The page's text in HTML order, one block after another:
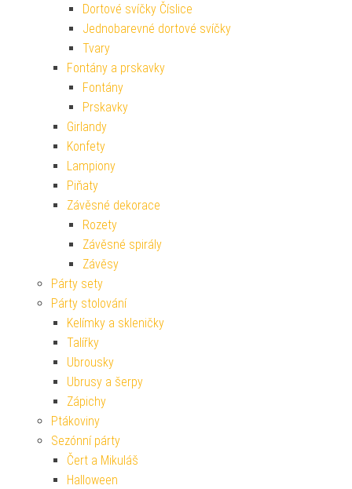
Dortové svíčky Číslice
Jednobarevné dortové svíčky
Tvary
Fontány a prskavky
Fontány
Prskavky
Girlandy
Konfety
Lampiony
Piňaty
Závěsné dekorace
Rozety
Závěsné spirály
Závěsy
Párty sety
Párty stolování
Kelímky a skleničky
Talířky
Ubrousky
Ubrusy a šerpy
Zápichy
Ptákoviny
Sezónní párty
Čert a Mikuláš
Halloween